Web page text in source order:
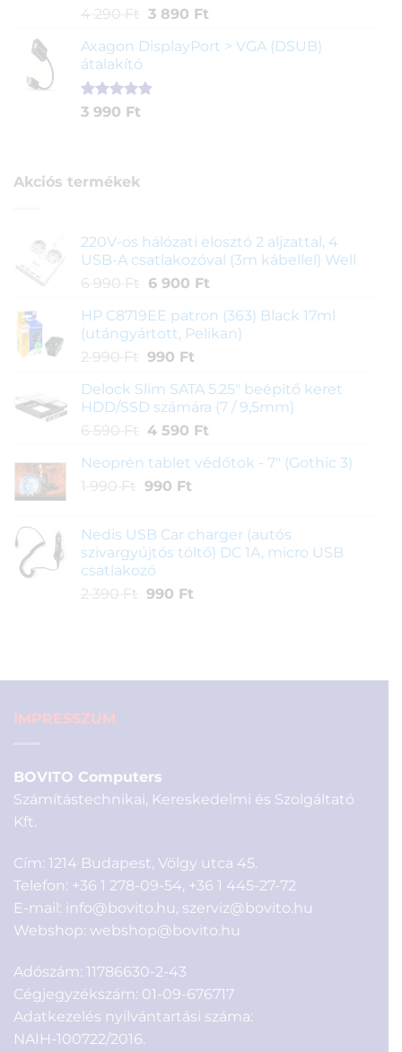
Értékelés
ből,
1
értékelés
alapján
4 290 Ft
Original
was:
290 Ft.
3 890 FtCurrent
is:
Axagon DisplayPort > VGA (DSUB)
átalakító
Értékelés
1
3 990 Ft
Akciós termékek
220V-os hálózati elosztó 2 aljzattal, 4
USB-A csatlakozóval (3m kábellel) Well
6 990 Ft
Original
was:
6
990 Ft.
6 900 FtCurrent
is:
6
HP C8719EE patron (363) Black 17ml
(utángyártott, Pelikan)
2 990 Ft Original
was:
2
990 Ft.
990 FtCurrent
is:
990 Ft.
Delock Slim SATA 5.25" beépítő keret
HDD/SSD számára (7 / 9,5mm)
6 590 Ft Original
was:
6
4 590 FtCurrent
is:
Neoprén tablet védőtok - 7" (Gothic 3)
1 990 Ft Original
1
990 Ft.
990 FtCurrent
990 Ft.
Nedis USB Car charger (autós
szivargyújtós töltő) DC 1A, micro USB
csatlakozó
2 390 Ft Original
990 FtCurrent
IMPRESSZUM
BOVITO Computers
Számítástechnikai, Kereskedelmi és Szolgáltató
Kft.
Cím: 1214 Budapest, Völgy utca 45.
Telefon: +36 1 278-09-54, +36 1 445-27-72
E-mail: info@bovito.hu, szerviz@bovito.hu
Webshop: webshop@bovito.hu
Adószám: 11786630-2-43
Cégjegyzékszám: 01-09-676717
Adatkezelés nyilvántartási száma:
NAIH-100722/2016.